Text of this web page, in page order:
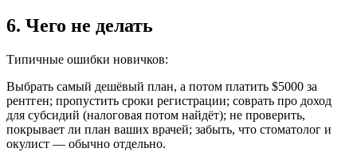
6. Чего не делать
Типичные ошибки новичков:
Выбрать самый дешёвый план, а потом платить $5000 за
рентген; пропустить сроки регистрации; соврать про доход
для субсидий (налоговая потом найдёт); не проверить,
покрывает ли план ваших врачей; забыть, что стоматолог и
окулист — обычно отдельно.